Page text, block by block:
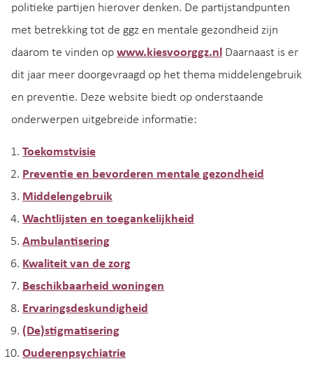
politieke partijen hierover denken. De partijstandpunten
met betrekking tot de ggz en mentale gezondheid zijn
daarom te vinden op www.kiesvoorggz.nl Daarnaast is er
dit jaar meer doorgevraagd op het thema middelengebruik
en preventie. Deze website biedt op onderstaande
onderwerpen uitgebreide informatie:
Toekomstvisie
Preventie en bevorderen mentale gezondheid
Middelengebruik
Wachtlijsten en toegankelijkheid
Ambulantisering
Kwaliteit van de zorg
Beschikbaarheid woningen
Ervaringsdeskundigheid
(De)stigmatisering
Ouderenpsychiatrie